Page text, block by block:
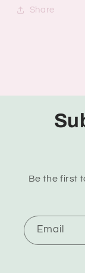
Share
Be the first
Email